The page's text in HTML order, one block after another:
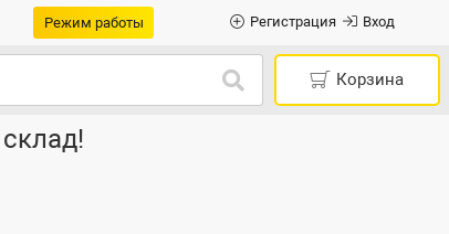
Режим работы Регистрация Вход
Корзина